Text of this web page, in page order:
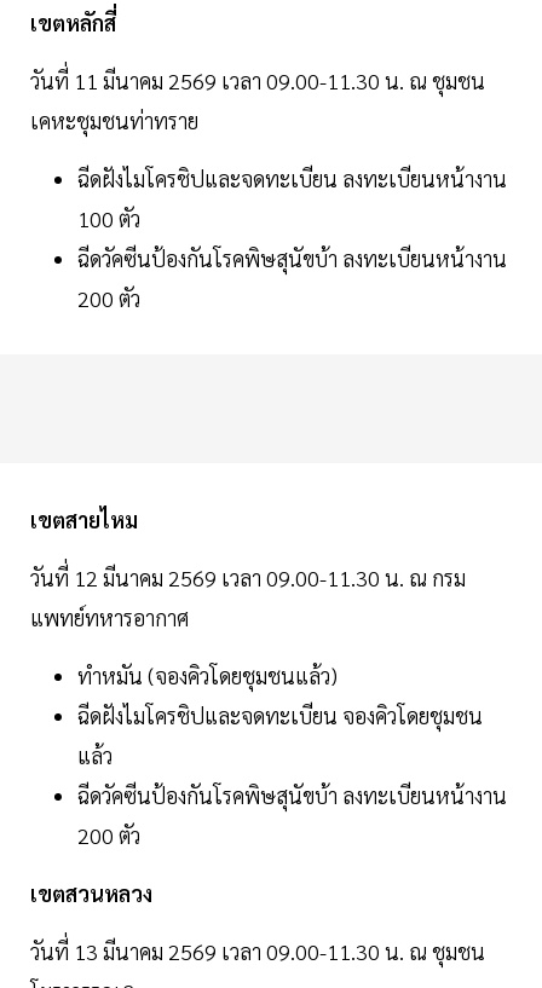
เขตหลักสี่
วันที่ 11 มีนาคม 2569 เวลา 09.00-11.30 น. ณ ชุมชน
เคหะชุมชนท่าทราย
ฉีดฝังไมโครชิปและจดทะเบียน ลงทะเบียนหน้างาน
100 ตัว
ฉีดวัคซีนป้องกันโรคพิษสุนัขบ้า ลงทะเบียนหน้างาน
200 ตัว
เขตสายไหม
วันที่ 12 มีนาคม 2569 เวลา 09.00-11.30 น. ณ กรม
แพทย์ทหารอากาศ
ทำหมัน (จองคิวโดยชุมชนแล้ว)
ฉีดฝังไมโครชิปและจดทะเบียน จองคิวโดยชุมชน
แล้ว
ฉีดวัคซีนป้องกันโรคพิษสุนัขบ้า ลงทะเบียนหน้างาน
200 ตัว
เขตสวนหลวง
วันที่ 13 มีนาคม 2569 เวลา 09.00-11.30 น. ณ ชุมชน